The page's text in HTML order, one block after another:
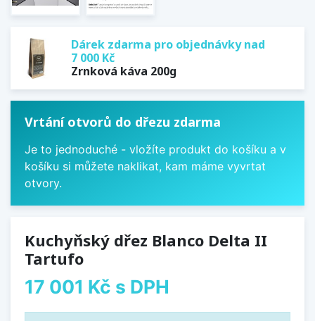
Dárek zdarma pro objednávky nad
7 000 Kč
Zrnková káva 200g
Vrtání otvorů do dřezu zdarma
Je to jednoduché - vložíte produkt do košíku a v
košíku si můžete naklikat, kam máme vyvrtat
otvory.
Kuchyňský dřez Blanco Delta II
Tartufo
17 001 Kč s DPH